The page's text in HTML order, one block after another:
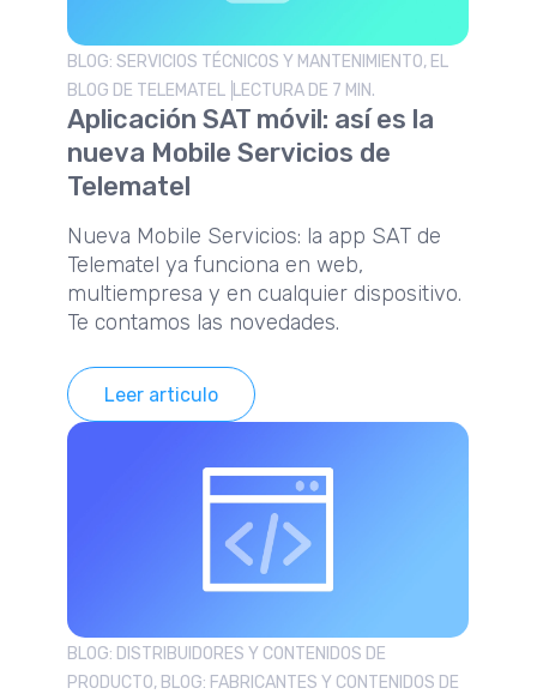
BLOG: SERVICIOS TÉCNICOS Y MANTENIMIENTO, EL
BLOG DE TELEMATEL LECTURA DE 7 MIN.
Aplicación SAT móvil: así es la
nueva Mobile Servicios de
Telematel
Nueva Mobile Servicios: la app SAT de
Telematel ya funciona en web,
multiempresa y en cualquier dispositivo.
Te contamos las novedades.
Leer articulo
BLOG: DISTRIBUIDORES Y CONTENIDOS DE
PRODUCTO, BLOG: FABRICANTES Y CONTENIDOS DE